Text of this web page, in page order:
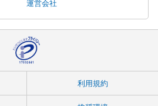
運営会社
利用規約